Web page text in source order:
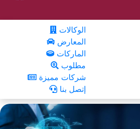
الوكالات
المعارض
الماركات
مطلوب
شركات مميزة
إتصل بنا